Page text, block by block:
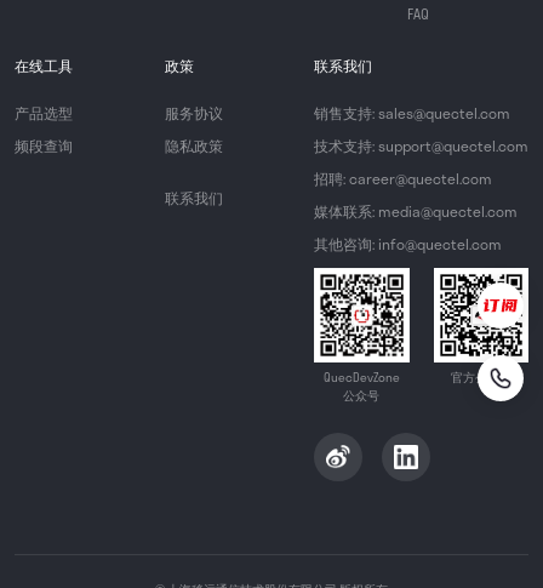
FAQ
在线工具
产品选型
频段查询
政策
服务协议
隐私政策
联系我们
联系我们
销售支持: sales@quectel.com
技术支持: support@quectel.com
招聘: career@quectel.com
媒体联系: media@quectel.com
其他咨询: info@quectel.com
QuecDevZone
公众号
官方公众号